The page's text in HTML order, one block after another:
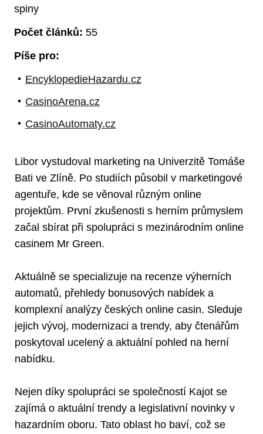
spiny
Počet článků: 55
Píše pro:
EncyklopedieHazardu.cz
CasinoArena.cz
CasinoAutomaty.cz
Libor vystudoval marketing na Univerzitě Tomáše
Bati ve Zlíně. Po studiích působil v marketingové
agentuře, kde se věnoval různým online
projektům. První zkušenosti s herním průmyslem
začal sbírat při spolupráci s mezinárodním online
casinem Mr Green.
Aktuálně se specializuje na recenze výherních
automatů, přehledy bonusových nabídek a
komplexní analýzy českých online casin. Sleduje
jejich vývoj, modernizaci a trendy, aby čtenářům
poskytoval ucelený a aktuální pohled na herní
nabídku.
Nejen díky spolupráci se společností Kajot se
zajímá o aktuální trendy a legislativní novinky v
hazardním oboru. Tato oblast ho baví, což se